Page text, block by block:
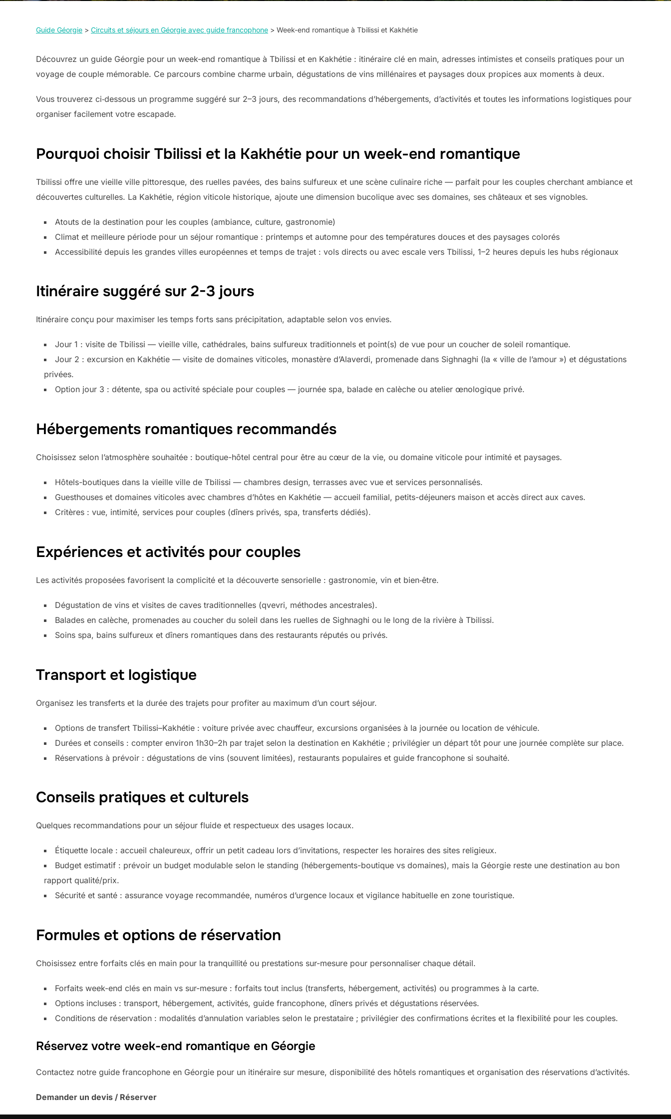
Guide Géorgie > Circuits et séjours en Géorgie avec guide francophone > Week-end romantique à Tbilissi et Kakhétie
Découvrez un guide Géorgie pour un week-end romantique à Tbilissi et en Kakhétie : itinéraire clé en main, adresses intimistes et conseils pratiques pour un
voyage de couple mémorable. Ce parcours combine charme urbain, dégustations de vins millénaires et paysages doux propices aux moments à deux.
Vous trouverez ci‑dessous un programme suggéré sur 2–3 jours, des recommandations d’hébergements, d’activités et toutes les informations logistiques pour
organiser facilement votre escapade.
Pourquoi choisir Tbilissi et la Kakhétie pour un week-end romantique
Tbilissi offre une vieille ville pittoresque, des ruelles pavées, des bains sulfureux et une scène culinaire riche — parfait pour les couples cherchant ambiance et
découvertes culturelles. La Kakhétie, région viticole historique, ajoute une dimension bucolique avec ses domaines, ses châteaux et ses vignobles.
Atouts de la destination pour les couples (ambiance, culture, gastronomie)
Climat et meilleure période pour un séjour romantique : printemps et automne pour des températures douces et des paysages colorés
Accessibilité depuis les grandes villes européennes et temps de trajet : vols directs ou avec escale vers Tbilissi, 1–2 heures depuis les hubs régionaux
Itinéraire suggéré sur 2-3 jours
Itinéraire conçu pour maximiser les temps forts sans précipitation, adaptable selon vos envies.
Jour 1 : visite de Tbilissi — vieille ville, cathédrales, bains sulfureux traditionnels et point(s) de vue pour un coucher de soleil romantique.
Jour 2 : excursion en Kakhétie — visite de domaines viticoles, monastère d’Alaverdi, promenade dans Sighnaghi (la « ville de l’amour ») et dégustations
privées.
Option jour 3 : détente, spa ou activité spéciale pour couples — journée spa, balade en calèche ou atelier œnologique privé.
Hébergements romantiques recommandés
Choisissez selon l’atmosphère souhaitée : boutique-hôtel central pour être au cœur de la vie, ou domaine viticole pour intimité et paysages.
Hôtels-boutiques dans la vieille ville de Tbilissi — chambres design, terrasses avec vue et services personnalisés.
Guesthouses et domaines viticoles avec chambres d’hôtes en Kakhétie — accueil familial, petits-déjeuners maison et accès direct aux caves.
Critères : vue, intimité, services pour couples (dîners privés, spa, transferts dédiés).
Expériences et activités pour couples
Les activités proposées favorisent la complicité et la découverte sensorielle : gastronomie, vin et bien‑être.
Dégustation de vins et visites de caves traditionnelles (qvevri, méthodes ancestrales).
Balades en calèche, promenades au coucher du soleil dans les ruelles de Sighnaghi ou le long de la rivière à Tbilissi.
Soins spa, bains sulfureux et dîners romantiques dans des restaurants réputés ou privés.
Transport et logistique
Organisez les transferts et la durée des trajets pour profiter au maximum d’un court séjour.
Options de transfert Tbilissi–Kakhétie : voiture privée avec chauffeur, excursions organisées à la journée ou location de véhicule.
Durées et conseils : compter environ 1h30–2h par trajet selon la destination en Kakhétie ; privilégier un départ tôt pour une journée complète sur place.
Réservations à prévoir : dégustations de vins (souvent limitées), restaurants populaires et guide francophone si souhaité.
Conseils pratiques et culturels
Quelques recommandations pour un séjour fluide et respectueux des usages locaux.
Étiquette locale : accueil chaleureux, offrir un petit cadeau lors d’invitations, respecter les horaires des sites religieux.
Budget estimatif : prévoir un budget modulable selon le standing (hébergements-boutique vs domaines), mais la Géorgie reste une destination au bon
rapport qualité/prix.
Sécurité et santé : assurance voyage recommandée, numéros d’urgence locaux et vigilance habituelle en zone touristique.
Formules et options de réservation
Choisissez entre forfaits clés en main pour la tranquillité ou prestations sur-mesure pour personnaliser chaque détail.
Forfaits week-end clés en main vs sur-mesure : forfaits tout inclus (transferts, hébergement, activités) ou programmes à la carte.
Options incluses : transport, hébergement, activités, guide francophone, dîners privés et dégustations réservées.
Conditions de réservation : modalités d’annulation variables selon le prestataire ; privilégier des confirmations écrites et la flexibilité pour les couples.
Réservez votre week-end romantique en Géorgie
Contactez notre guide francophone en Géorgie pour un itinéraire sur mesure, disponibilité des hôtels romantiques et organisation des réservations d’activités.
Demander un devis / Réserver